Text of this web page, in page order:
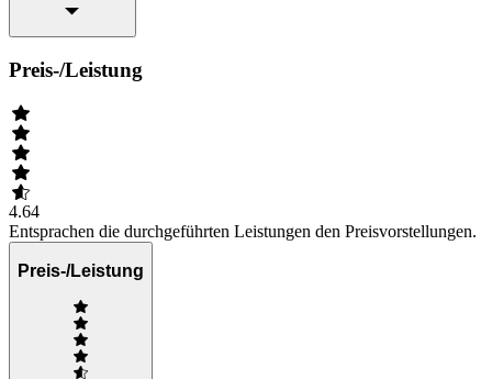
Preis-/Leistung
4.64
Entsprachen die durchgeführten Leistungen den Preisvorstellungen.
Preis-/Leistung